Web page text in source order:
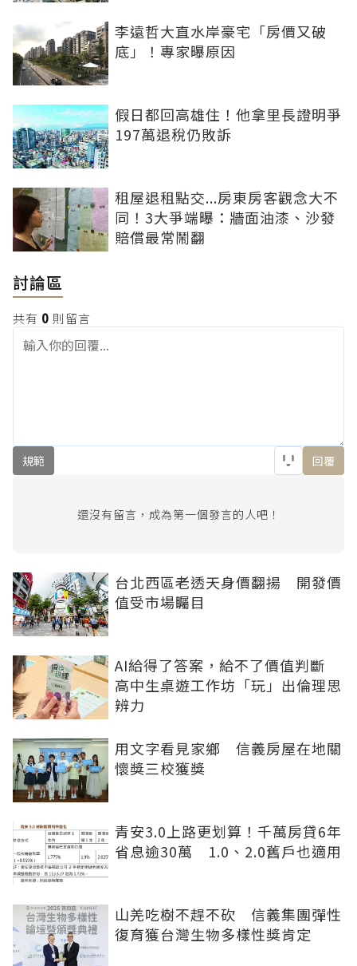
李遠哲大直水岸豪宅「房價又破
底」！專家曝原因
假日都回高雄住！他拿里長證明爭
197萬退稅仍敗訴
租屋退租點交...房東房客觀念大不
同！3大爭端曝：牆面油漆、沙發
賠償最常鬧翻
討論區
共有 0 則留言
規範 回覆
還沒有留言，成為第一個發言的人吧！
台北西區老透天身價翻揚 開發價
值受市場矚目
AI給得了答案，給不了價值判斷
高中生桌遊工作坊「玩」出倫理思
辨力
用文字看見家鄉 信義房屋在地關
懷獎三校獲獎
青安3.0上路更划算！千萬房貸6年
省息逾30萬 1.0、2.0舊戶也適用
山羌吃樹不趕不砍 信義集團彈性
復育獲台灣生物多樣性獎肯定